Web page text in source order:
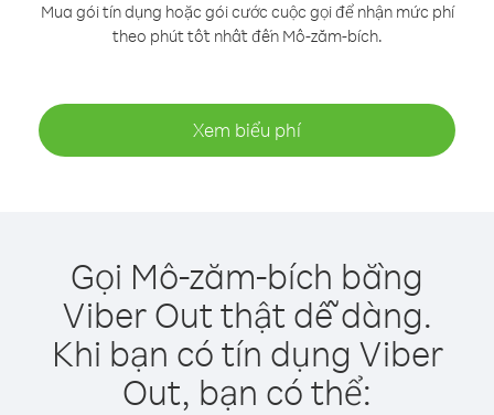
Mua gói tín dụng hoặc gói cước cuộc gọi để nhận mức phí
theo phút tốt nhất đến Mô-zăm-bích.
Xem biểu phí
Gọi Mô-zăm-bích bằng
Viber Out thật dễ dàng.
Khi bạn có tín dụng Viber
Out, bạn có thể: